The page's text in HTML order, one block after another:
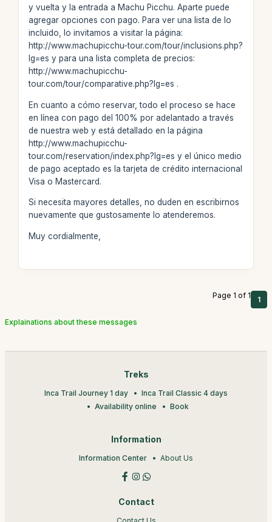
y vuelta y la entrada a Machu Picchu. Aparte puede
agregar opciones con pago. Para ver una lista de lo
incluido, lo invitamos a visitar la página:
http://www.machupicchu-tour.com/tour/inclusions.php?
lg=es y para una lista completa de precios:
http://www.machupicchu-
tour.com/tour/comparative.php?lg=es .
En cuanto a cómo reservar, todo el proceso se hace
en línea con pago del 100% por adelantado a través
de nuestra web y está detallado en la página
http://www.machupicchu-
tour.com/reservation/index.php?lg=es y el único medio
de pago aceptado es la tarjeta de crédito internacional
Visa o Mastercard.
Si necesita mayores detalles, no duden en escribirnos
nuevamente que gustosamente lo atenderemos.
Muy cordialmente,
Page 1 of 1 1
Explainations about these messages
Treks
Inca Trail Journey 1 day
Inca Trail Classic 4 days
Availability online
Book
Information
Information Center About Us
Contact
Contact Us